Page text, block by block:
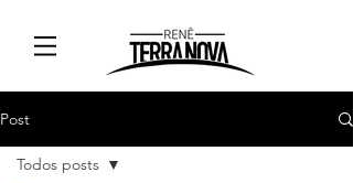
Post
Todos posts